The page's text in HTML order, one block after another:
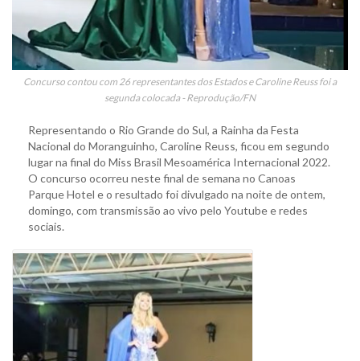
Concurso contou com 26 representantes dos Estados e Caroline Reuss foi a
segunda colocada - Reprodução/FN
Representando o Rio Grande do Sul, a Rainha da Festa
Nacional do Moranguinho, Caroline Reuss, ficou em segundo
lugar na final do Miss Brasil Mesoamérica Internacional 2022.
O concurso ocorreu neste final de semana no Canoas
Parque Hotel e o resultado foi divulgado na noite de ontem,
domingo, com transmissão ao vivo pelo Youtube e redes
sociais.